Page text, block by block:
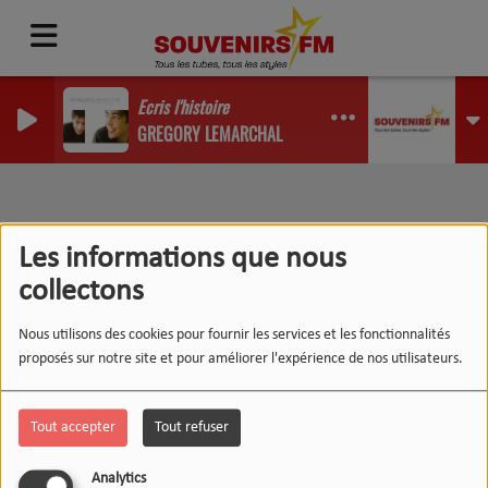
Les informations que nous
collectons
Nous utilisons des cookies pour fournir les services et les fonctionnalités
proposés sur notre site et pour améliorer l'expérience de nos utilisateurs.
Tout accepter Tout refuser
Analytics
Ecris l'histoire
GREGORY LEMARCHAL
Se connecter
CRÉER UN COMPTE
(L’email est obligatoire )
Mot de passe